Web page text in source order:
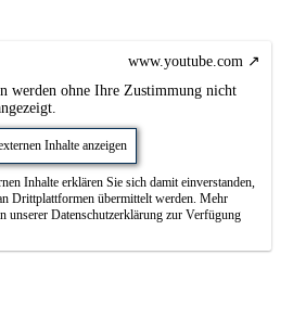
www.youtube.com
werden ohne Ihre Zustimmung nicht
Inhalte anzeigen
Inhalte erklären Sie sich damit einverstanden,
Drittplattformen übermittelt werden. Mehr
unserer Datenschutzerklärung zur Verfügung